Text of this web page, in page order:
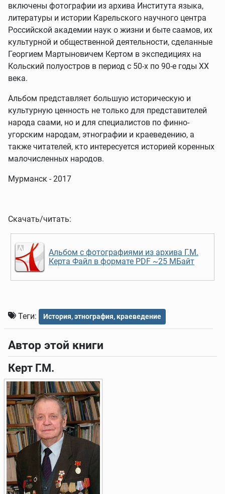
включены фотографии из архива Института языка,
литературы и истории Карельского научного центра
Российской академии наук о жизни и быте саамов, их
культурной и общественной деятельности, сделанные
Георгием Мартыновичем Кертом в экспедициях на
Кольский полуостров в период с 50-х по 90-е годы XX
века.
Альбом представляет большую историческую и
культурную ценность не только для представителей
народа саами, но и для специалистов по финно-
угорским народам, этнографии и краеведению, а
также читателей, кто интересуется историей коренных
малочисленных народов.
Мурманск - 2017
Скачать/читать:
Альбом с фотографиями из архива Г.М.
Керта Файл в формате PDF ~25 МБайт
Теги: История, этнография, краеведение
Автор этой книги
Керт Г.М.